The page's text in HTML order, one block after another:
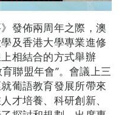
發佈兩周年之際，澳
及香港大學專業進修
相結合的方式舉辦
聯盟年會”。會議上三
葡語教育發展所帶來
才培養、科研創新、